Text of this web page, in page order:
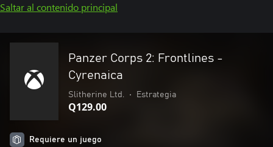
Saltar al contenido principal
Panzer Corps 2: Frontlines -
Cyrenaica
Slitherine Ltd. • Estrategia
Q129.00
Requiere un juego